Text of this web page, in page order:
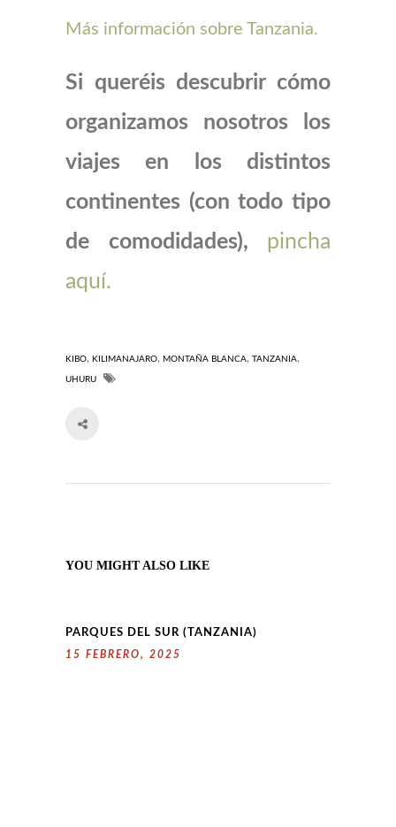
Más información sobre Tanzania.
Si queréis descubrir cómo
organizamos nosotros los
viajes en los distintos
continentes (con todo tipo
de comodidades),
pincha
aquí.
KIBO, KILIMANAJARO, MONTAÑA BLANCA, TANZANIA,
UHURU
YOU MIGHT ALSO LIKE
PARQUES DEL SUR (TANZANIA)
15 FEBRERO, 2025